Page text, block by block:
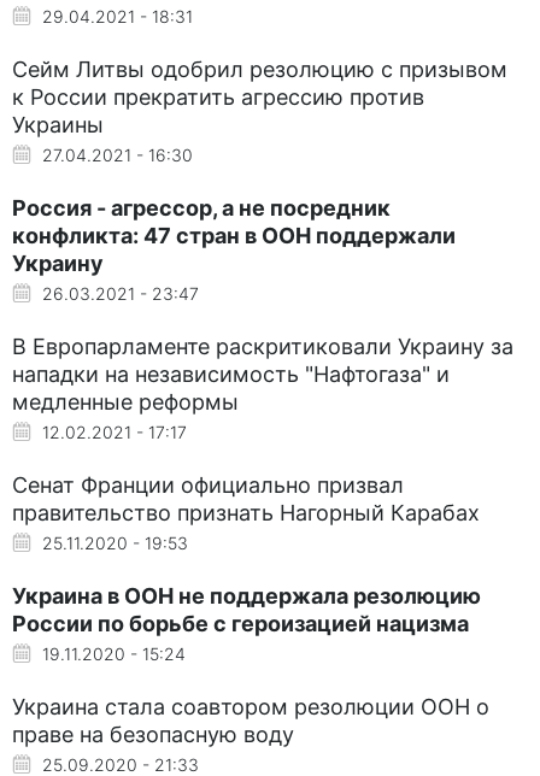
29.04.2021 - 18:31
Сейм Литвы одобрил резолюцию с призывом
к России прекратить агрессию против
Украины
27.04.2021 - 16:30
Россия - агрессор, а не посредник
конфликта: 47 стран в ООН поддержали
Украину
26.03.2021 - 23:47
В Европарламенте раскритиковали Украину за
нападки на независимость "Нафтогаза" и
медленные реформы
12.02.2021 - 17:17
Сенат Франции официально призвал
правительство признать Нагорный Карабах
25.11.2020 - 19:53
Украина в ООН не поддержала резолюцию
России по борьбе с героизацией нацизма
19.11.2020 - 15:24
Украина стала соавтором резолюции ООН о
праве на безопасную воду
25.09.2020 - 21:33